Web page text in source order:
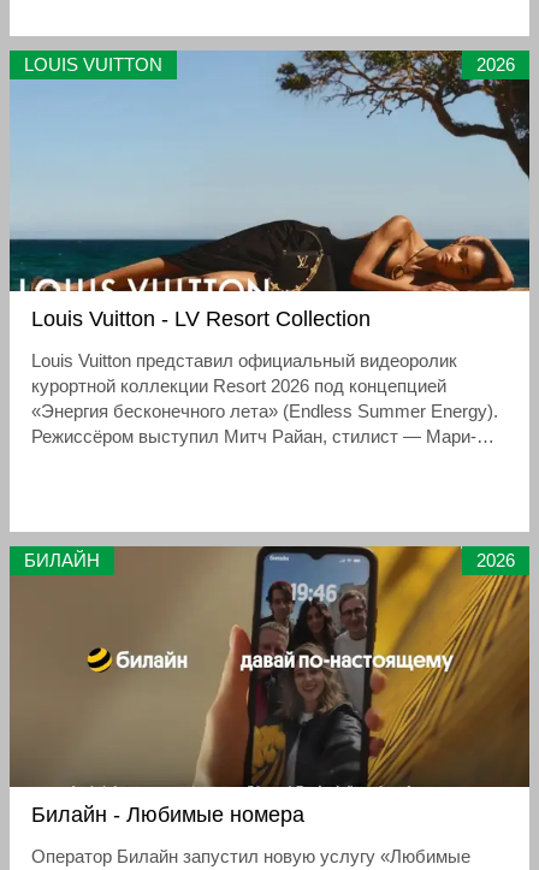
LOUIS VUITTON 2026
Louis Vuitton - LV Resort Collection
Louis Vuitton представил официальный видеоролик
курортной коллекции Resort 2026 под концепцией
«Энергия бесконечного лета» (Endless Summer Energy).
Режиссёром выступил Митч Райан, стилист — Мари-
БИЛАЙН 2026
Билайн - Любимые номера
Оператор Билайн запустил новую услугу «Любимые